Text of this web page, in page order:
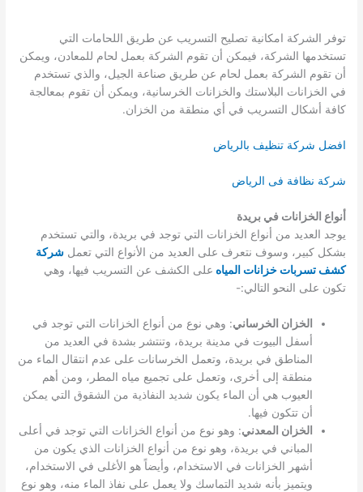
توفر الشركة امكانية تصليح التسريب عن طريق اللحامات التي
تستخدمها الشركة، فيمكن أن تقوم الشركة بعمل لحام للمعادن، ويمكن
أن تقوم الشركة بعمل لحام عن طريق صناعة الجيل، والذي تستخدم
في الخزانات البلاستك والخزانات الخرسانية، ويمكن أن تقوم بمعالجة
كافة أشكال التسريب في أي منطقة من الخزان.
افضل شركة تنظيف بالرياض
شركة نظافة فى الرياض
أنواع الخزانات في بريدة
يوجد العديد من أنواع الخزانات التي توجد في بريدة، والتي تستخدم
بشكل كبير، وسوف نتعرف على العديد من الأنواع التي تعملشركة
كشف تسربات خزانات المياه على الكشف عن التسريب فيها، وهي
تكون على النحو التالي:-
الخزان الخرساني: وهي نوع من أنواع الخزانات التي توجد في
أسفل البيوت في مدينة بريدة، وتنتشر بشدة في العديد من
المناطق في بريدة، وتعمل الخرسانات على عدم انتقال الماء من
منطقة إلى أخرى، وتعمل على تجميع مياه المطر، ومن أهم
العيوب هي أن الماء يكون شديد النفاذية من الشقوق التي يمكن
أن تتكون فيها.
الخزان المعدني: وهو نوع من أنواع الخزانات التي توجد في أعلى
المباني في بريدة، وهو نوع من أنواع الخزانات الذي يكون من
أشهر الخزانات في الاستخدام، وأيضاً هو الأغلى في الاستخدام،
ويتميز بأنه شديد التماسك ولا يعمل على نفاذ الماء منه، وهو نوع